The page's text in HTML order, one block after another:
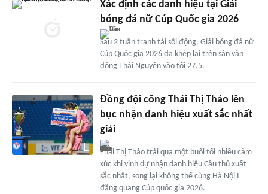
Xác định các danh hiệu tại Giải
bóng đá nữ Cúp Quốc gia 2026
Sau 2 tuần tranh tài sôi động, Giải bóng đá nữ
Cúp Quốc gia 2026 đã khép lại trên sân vận
động Thái Nguyên vào tối 27.5.
Đồng đội cõng Thái Thị Thảo lên
bục nhận danh hiệu xuất sắc nhất
giải
Thái Thị Thảo trải qua một buổi tối nhiều cảm
xúc khi vinh dự nhận danh hiệu Cầu thủ xuất
sắc nhất, song lại không thể cùng Hà Nội I
đăng quang Cúp quốc gia 2026.